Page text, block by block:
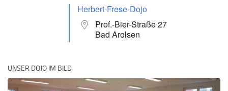
Herbert-Frese-Dojo
Prof.-Bier-Straße 27
Bad Arolsen
UNSER DOJO IM BILD